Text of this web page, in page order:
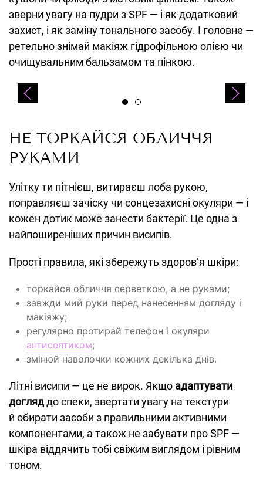
зверни увагу на пудри з SPF — і як додатковий
захист, і як заміну тонального засобу. І головне —
ретельно знімай макіяж гідрофільною олією чи
очищувальним бальзамом та пінкою.
CUSKIN, Clean-Up Skinfit Cushionpact No.21 SPF 50+ PA+++
НЕ ТОРКАЙСЯ ОБЛИЧЧЯ
РУКАМИ
Улітку ти пітнієш, витираєш лоба рукою,
поправляєш зачіску чи сонцезахисні окуляри — і
кожен дотик може занести бактерії. Це одна з
найпоширеніших причин висипів.
Прості правила, які збережуть здоров’я шкіри:
торкайся обличчя серветкою, а не руками;
завжди мий руки перед нанесенням догляду і
макіяжу;
регулярно протирай телефон і окуляри
антисептиком;
змінюй наволочки кожних декілька днів.
Літні висипи — це не вирок. Якщо адаптувати
догляддо спеки, звертати увагу на текстури
й обирати засоби з правильними активними
компонентами, а також не забувати про SPF —
шкіра віддячить тобі свіжим виглядом і рівним
тоном.